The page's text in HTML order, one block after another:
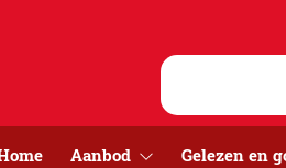
Aanbod Gelezen en